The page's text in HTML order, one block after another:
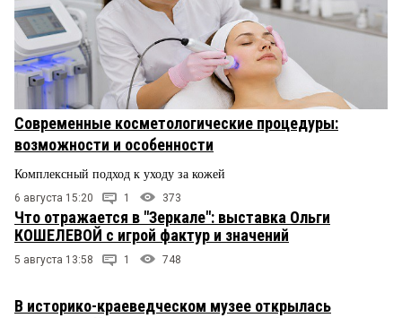
Современные косметологические процедуры:
возможности и особенности
Комплексный подход к уходу за кожей
6 августа 15:20 1 373
Что отражается в "Зеркале": выставка Ольги
КОШЕЛЕВОЙ с игрой фактур и значений
5 августа 13:58 1 748
В историко-краеведческом музее открылась